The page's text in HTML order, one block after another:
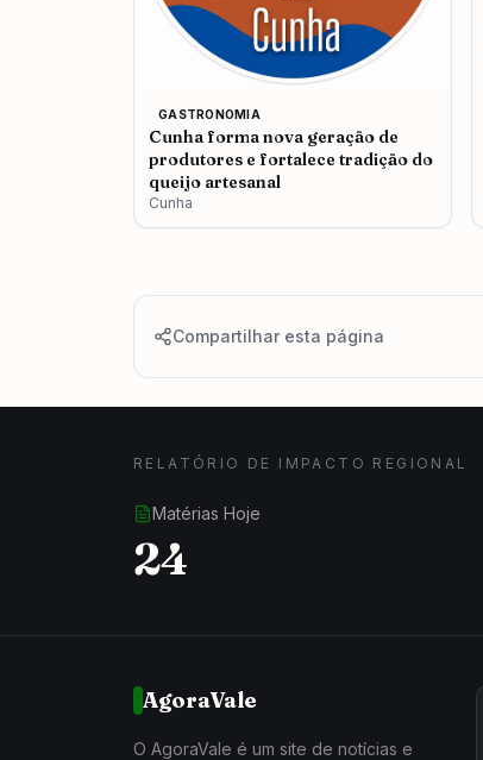
GASTRONOMIA
Cunha forma nova geração de
produtores e fortalece tradição do
queijo artesanal
Cunha
Compartilhar esta página
RELATÓRIO DE IMPACTO REGIONAL
Matérias Hoje
24
AgoraVale
O AgoraVale é um site de notícias e